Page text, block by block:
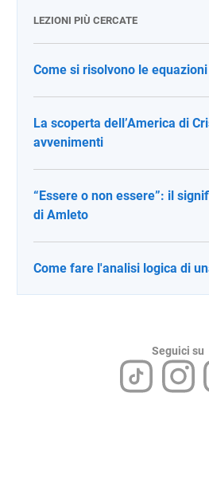
LEZIONI PIÙ CERCATE
Come si risolvono le
La scoperta dell’America di
avvenimenti
“Essere o non essere”: il
di Amleto
Come fare l'analisi logica di
Seguici su